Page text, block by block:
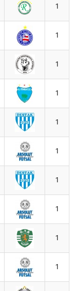
1
1
1
1
1
1
1
1
1
1